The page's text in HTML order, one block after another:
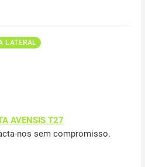
LATERAL
AVENSIS T27
nos sem compromisso.